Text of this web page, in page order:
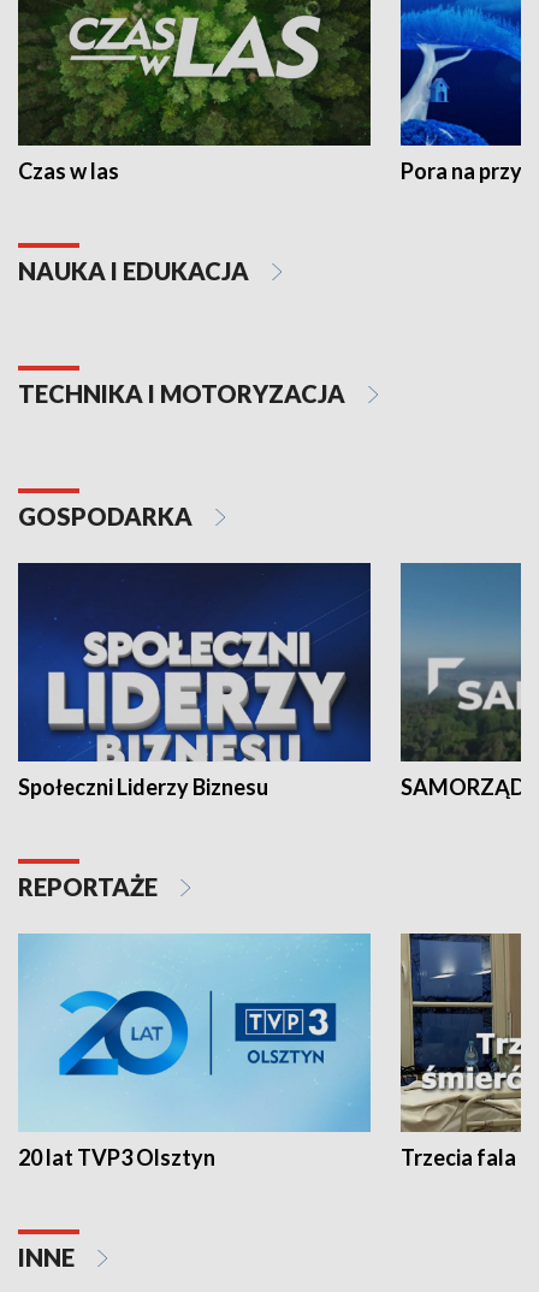
Czas w las Pora na
NAUKA I EDUKACJA
TECHNIKA I MOTORYZACJA
GOSPODARKA
Społeczni Liderzy Biznesu SAMORZĄD
REPORTAŻE
20 lat TVP3 Olsztyn Trzecia fala -
INNE